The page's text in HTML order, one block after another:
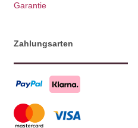
Garantie
Zahlungsarten